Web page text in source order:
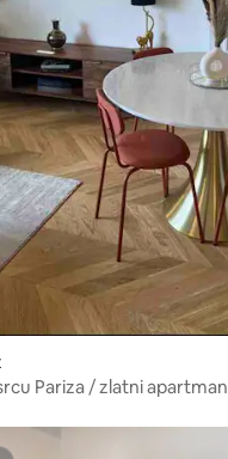
Pariza / zlatni apartman